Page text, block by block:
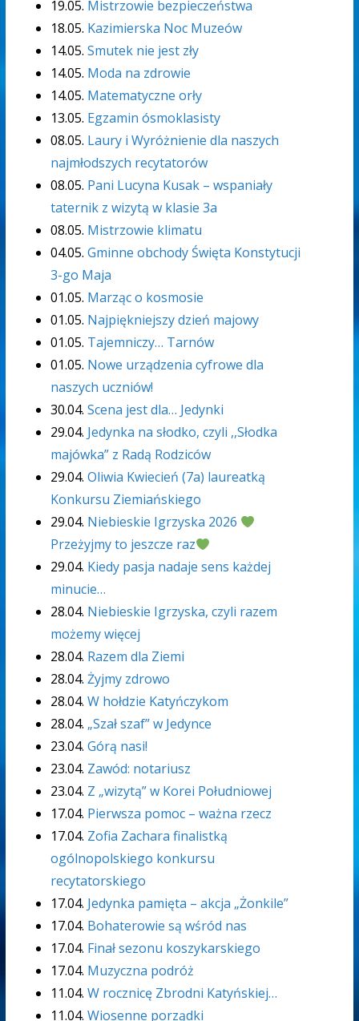
19.05. Mistrzowie bezpieczeństwa
18.05. Kazimierska Noc Muzeów
14.05. Smutek nie jest zły
14.05. Moda na zdrowie
14.05. Matematyczne orły
13.05. Egzamin ósmoklasisty
08.05. Laury i Wyróżnienie dla naszych
najmłodszych recytatorów
08.05. Pani Lucyna Kusak – wspaniały
taternik z wizytą w klasie 3a
08.05. Mistrzowie klimatu
04.05. Gminne obchody Święta Konstytucji
3-go Maja
01.05. Marząc o kosmosie
01.05. Najpiękniejszy dzień majowy
01.05. Tajemniczy… Tarnów
01.05. Nowe urządzenia cyfrowe dla
naszych uczniów!
30.04. Scena jest dla… Jedynki
29.04. Jedynka na słodko, czyli ,,Słodka
majówka” z Radą Rodziców
29.04. Oliwia Kwiecień (7a) laureatką
Konkursu Ziemiańskiego
29.04. Niebieskie Igrzyska 2026
Przeżyjmy to jeszcze raz
29.04. Kiedy pasja nadaje sens każdej
minucie…
28.04. Niebieskie Igrzyska, czyli razem
możemy więcej
28.04. Razem dla Ziemi
28.04. Żyjmy zdrowo
28.04. W hołdzie Katyńczykom
28.04. „Szał szaf” w Jedynce
23.04. Górą nasi!
23.04. Zawód: notariusz
23.04. Z „wizytą” w Korei Południowej
17.04. Pierwsza pomoc – ważna rzecz
17.04. Zofia Zachara finalistką
ogólnopolskiego konkursu
recytatorskiego
17.04. Jedynka pamięta – akcja „Żonkile”
17.04. Bohaterowie są wśród nas
17.04. Finał sezonu koszykarskiego
17.04. Muzyczna podróż
11.04. W rocznicę Zbrodni Katyńskiej…
11.04. Wiosenne porządki